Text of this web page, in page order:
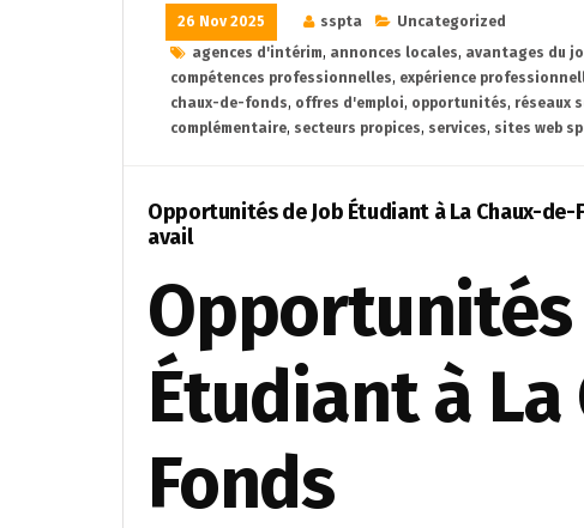
26 Nov 2025 sspta
Uncategorized
agences d'intérim, annonces locales, avantages du
compétences professionnelles, expérience
chaux-de-fonds, offres d'emploi, opportunités, réseaux
complémentaire, secteurs propices, services, sites web
Opportunités de Job Étudiant à La Chaux-de-
avail
Opportunités
Étudiant à
Fonds